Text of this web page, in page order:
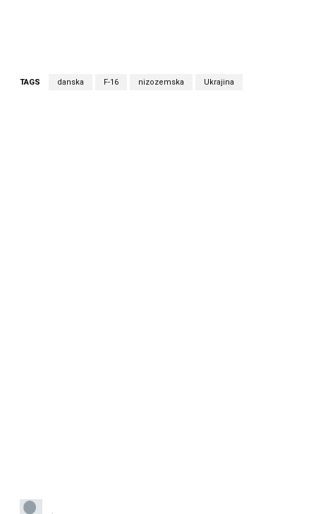
TAGS danska F-16 nizozemska Ukrajina